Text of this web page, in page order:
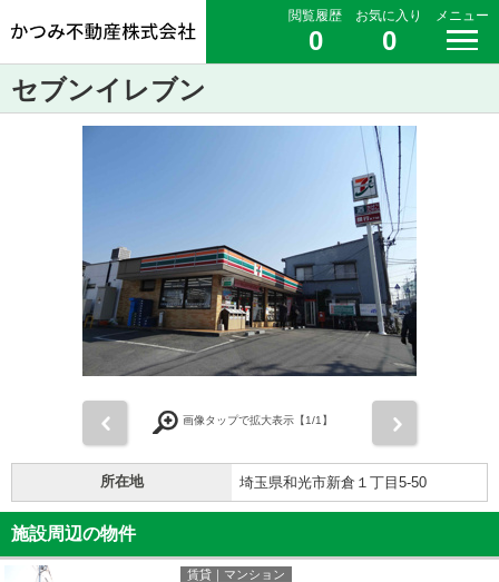
閲覧履歴
0
お気に入り
0
メニュー
セブンイレブン
画像タップで拡大表示【1/1】
所在地 埼玉県和光市新倉１丁目5-50
施設周辺の物件
賃貸｜マンション